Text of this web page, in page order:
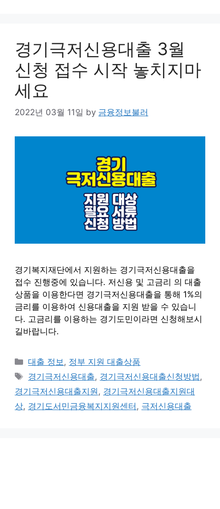
경기극저신용대출 3월
신청 접수 시작 놓치지마
세요
2022년 03월 11일 by 금융정보불러
경기복지재단에서 지원하는 경기극저신용대출을
접수 진행중에 있습니다. 저신용 및 고금리 의 대출
상품을 이용한다면 경기극저신용대출을 통해 1%의
금리를 이용하여 신용대출을 지원 받을 수 있습니
다. 고금리를 이용하는 경기도민이라면 신청해보시
길바랍니다.
Categories
대출 정보 , 정부 지원 대출상품
Tags
경기극저신용대출, 경기극저신용대출신청방법 ,
경기극저신용대출지원 , 경기극저신용대출지원대
상, 경기도서민금융복지지원센터 , 극저신용대출